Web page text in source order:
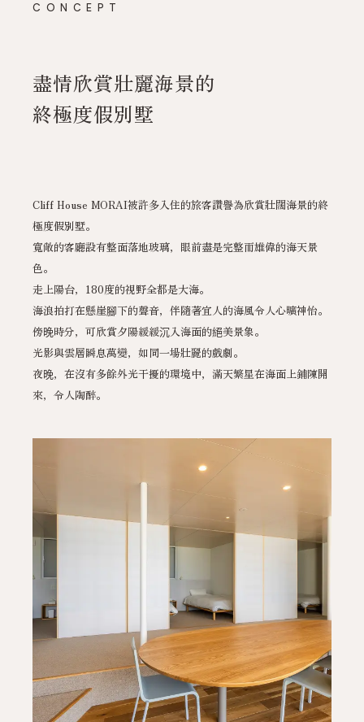
CONCEPT
盡情欣賞壯麗海景的
終極度假別墅
Cliff House MORAI被許多入住的旅客讚譽為欣賞壯闊海景的終
極度假別墅。
寬敞的客廳設有整面落地玻璃，眼前盡是完整而雄偉的海天景
色。
走上陽台，180度的視野全都是大海。
海浪拍打在懸崖腳下的聲音，伴隨著宜人的海風令人心曠神怡。
傍晚時分，可欣賞夕陽緩緩沉入海面的絕美景象。
光影與雲層瞬息萬變，如同一場壯麗的戲劇。
夜晚，在沒有多餘外光干擾的環境中，滿天繁星在海面上鋪陳開
來，令人陶醉。